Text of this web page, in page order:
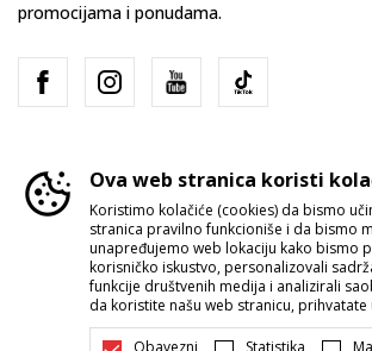
promocijama i ponudama.
Srbija Promenite
Ova web stranica koristi
Koristimo kolačiće (cookies) da bismo
stranica pravilno funkcioniše i da bismo
unapređujemo web lokaciju kako bismo
korisničko iskustvo, personalizovali
funkcije društvenih medija i analizirali
da koristite našu web stranicu,
Obavezni Statistika